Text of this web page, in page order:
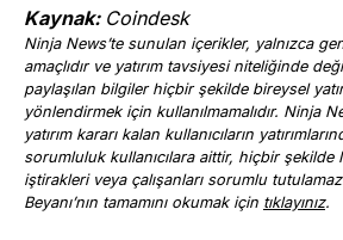
Kaynak: Coindesk
Ninja News’te sunulan içerikler, yalnızca
amaçlıdır ve yatırım tavsiyesi niteliğinde
paylaşılan bilgiler hiçbir şekilde bireysel
yönlendirmek için kullanılmamalıdır. Ninja
yatırım kararı kalan kullanıcıların
sorumluluk kullanıcılara aittir, hiçbir şekilde
iştirakleri veya çalışanları sorumlu
Beyanı’nın tamamını okumak için tıklayınız.